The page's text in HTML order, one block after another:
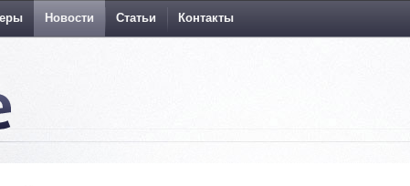
Новости Статьи Контакты